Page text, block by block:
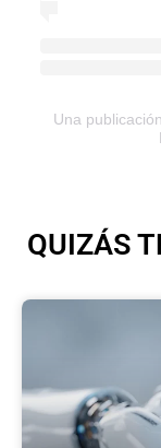
Una
QUIZÁS